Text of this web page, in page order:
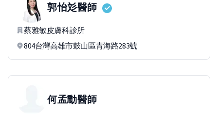
郭怡彣醫師
蔡雅敏皮膚科診所
804台灣高雄市鼓山區青海路283號
何孟勳醫師